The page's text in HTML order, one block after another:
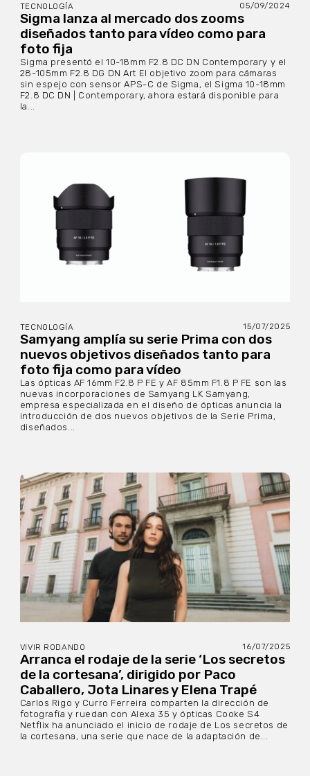
TECNOLOGÍA 05/09/2024
Sigma lanza al mercado dos zooms
diseñados tanto para vídeo como para
foto fija
Sigma presentó el 10-18mm F2.8 DC DN Contemporary y el
28-105mm F2.8 DG DN Art El objetivo zoom para cámaras
sin espejo con sensor APS-C de Sigma, el Sigma 10-18mm
F2.8 DC DN | Contemporary, ahora estará disponible para
la...
TECNOLOGÍA 15/07/2025
Samyang amplía su serie Prima con dos
nuevos objetivos diseñados tanto para
foto fija como para vídeo
Las ópticas AF 16mm F2.8 P FE y AF 85mm F1.8 P FE son las
nuevas incorporaciones de Samyang LK Samyang,
empresa especializada en el diseño de ópticas anuncia la
introducción de dos nuevos objetivos de la Serie Prima,
diseñados...
VIVIR RODANDO 16/07/2025
Arranca el rodaje de la serie ‘Los secretos
de la cortesana’, dirigido por Paco
Caballero, Jota Linares y Elena Trapé
Carlos Rigo y Curro Ferreira comparten la dirección de
fotografía y ruedan con Alexa 35 y ópticas Cooke S4
Netflix ha anunciado el inicio de rodaje de Los secretos de
la cortesana, una serie que nace de la adaptación de...